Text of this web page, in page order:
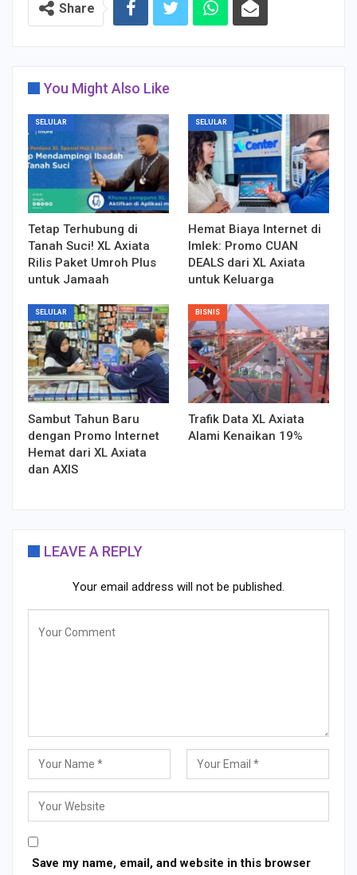
Share
You Might Also Like
SELULAR
Tetap Terhubung di
Tanah Suci! XL Axiata
Rilis Paket Umroh Plus
untuk Jamaah
SELULAR
Hemat Biaya Internet di
Imlek: Promo CUAN
DEALS dari XL Axiata
untuk Keluarga
SELULAR
Sambut Tahun Baru
dengan Promo Internet
Hemat dari XL Axiata
dan AXIS
BISNIS
Trafik Data XL Axiata
Alami Kenaikan 19%
LEAVE A REPLY
Your email address will not be published.
Save my name, email, and website in this browser